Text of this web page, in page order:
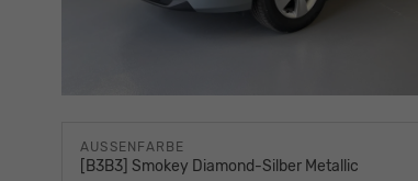
AUSSENFARBE
[B3B3] Smokey Diamond-Silber Metallic